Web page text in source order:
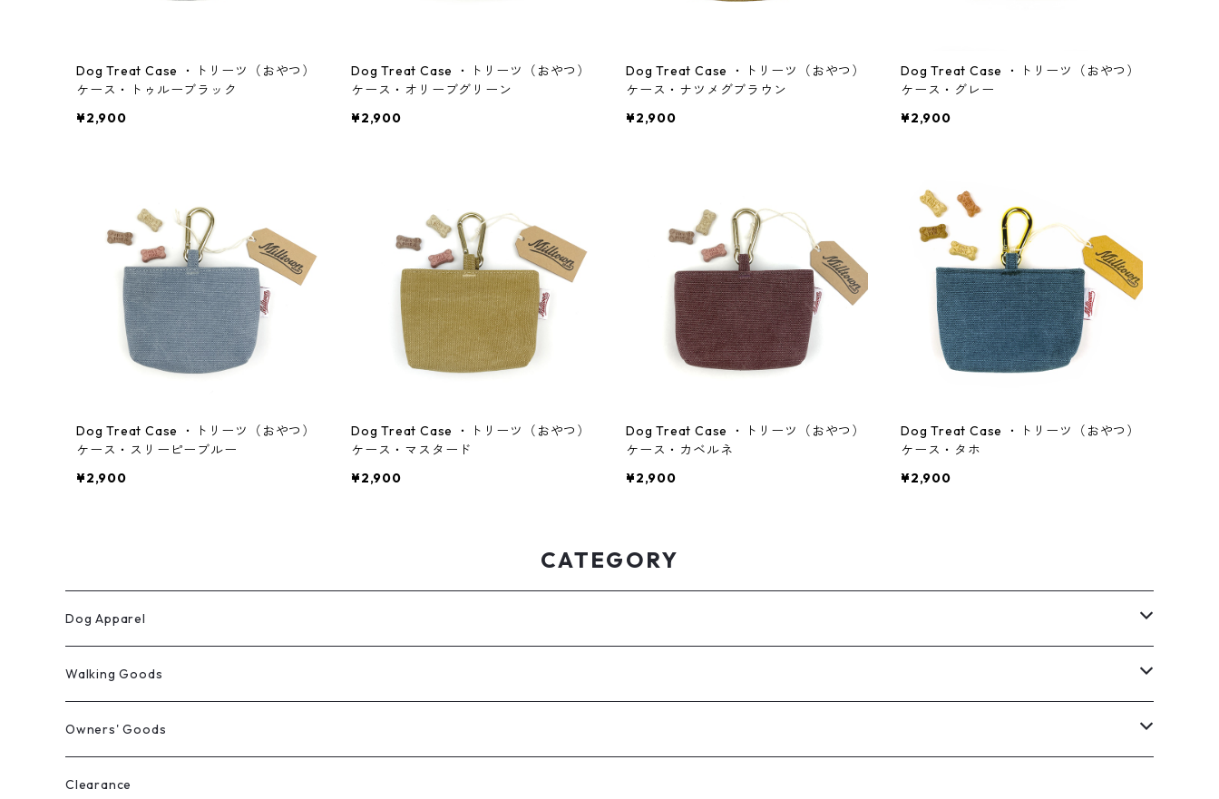
Dog Treat Case ・トリーツ（おやつ）
ケース・トゥルーブラック
¥2,900
Dog Treat Case ・トリーツ（おやつ）
ケース・オリーブグリーン
¥2,900
Dog Treat Case ・トリーツ（おやつ）
ケース・ナツメグブラウン
¥2,900
Dog Treat Case ・トリーツ（おやつ）
ケース・グレー
¥2,900
Dog Treat Case ・トリーツ（おやつ）
ケース・スリーピーブルー
¥2,900
Dog Treat Case ・トリーツ（おやつ）
ケース・マスタード
¥2,900
Dog Treat Case ・トリーツ（おやつ）
ケース・カベルネ
¥2,900
Dog Treat Case ・トリーツ（おやつ）
ケース・タホ
¥2,900
CATEGORY
Dog Apparel
ウィンターコート
レインウェア
パーカー
Walking Goods
リード・首輪・ハーネス
Milltown
マナー袋用ケース
Owners' Goods
トートバッグ
Clearance